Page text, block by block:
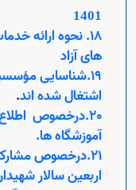
Open
Open
1401
18. نحوه ارائه
های آزاد
19.شناسایی
اشتغال شده اند.
آموزشگاه ها.
21.درخصوص
اربعین سالار